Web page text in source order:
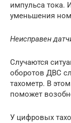
импульса тока.
уменьшения
Неисправен
Случаются
оборотов ДВС
тахометр. В
поможет
У цифровых